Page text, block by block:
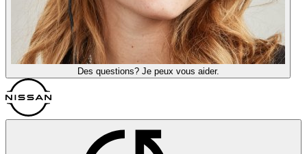
Des questions? Je peux vous aider.